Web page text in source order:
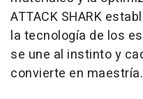
ATTACK SHARK
la tecnología de los
se une al instinto y
convierte en maestría.